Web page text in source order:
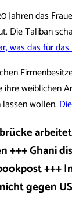
Jahren das
Die Taliban
was das für
ihre weiblichen
wollen.
+++ Ghani
+++
gegen